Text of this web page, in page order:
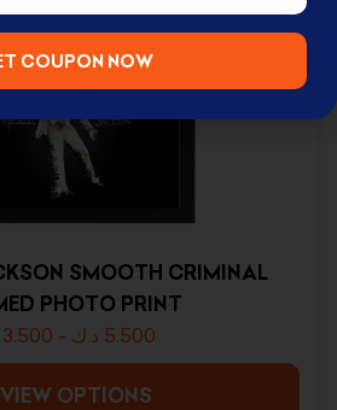
SMOOTH CRIMINAL
PHOTO PRINT
3.500 - 5.500 د.ك
VIEW OPTIONS
COUPON NOW